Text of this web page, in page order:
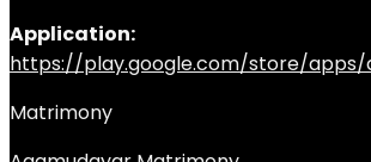
Application:
https://play.google.com/store/apps/
Matrimony